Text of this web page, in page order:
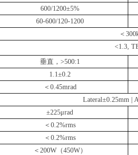
600/1200±5%
60-600/120-1200
＜
<1.3,
垂直，>500:1
1.1±0.2
＜0.45mrad
Lateral±0.25mm |
±225μrad
＜0.2%rms
＜0.2%rms
＜200W（450W）